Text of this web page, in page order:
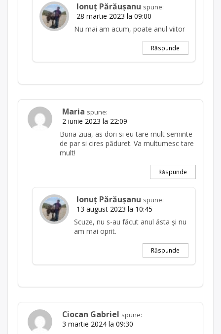
Ionuț Părăușanu spune:
28 martie 2023 la 09:00
Nu mai am acum, poate anul viitor
Răspunde
Maria spune:
2 iunie 2023 la 22:09
Buna ziua, as dori si eu tare mult seminte
de par si cires păduret. Va multumesc tare
mult!
Răspunde
Ionuț Părăușanu spune:
13 august 2023 la 10:45
Scuze, nu s-au făcut anul ăsta și nu
am mai oprit.
Răspunde
Ciocan Gabriel spune:
3 martie 2024 la 09:30